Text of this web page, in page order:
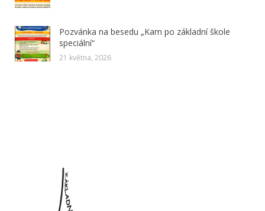
Pozvánka na besedu „Kam po základní škole
speciální“
21 května, 2026